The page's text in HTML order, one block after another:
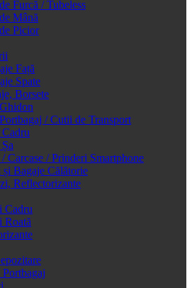
Furcă / Tubeless
Mână
Picior
Față
Spate
Borsete
/ Cutii de Transport
Carcase / Prinderi Smartphone
și Bagaje Călătorie
Reflectorizante
Cadru
Roată